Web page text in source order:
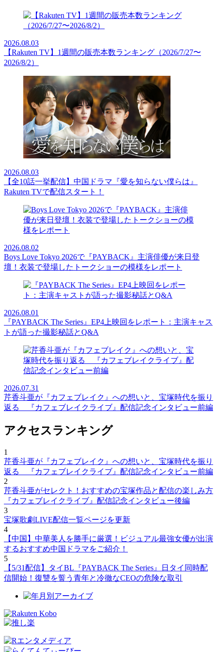
2026.08.03
【Rakuten TV】1週間の販売本数ランキング（2026/7/27〜
2026/8/2）
2026.08.03
【全10話一挙配信】中国ドラマ『愛を知らない僕らは』
Rakuten TVで配信スタート！
2026.08.02
Boys Love Tokyo 2026で『PAYBACK』主演俳優が来日登
壇！衣装で登場したトークショーの模様をレポート
2026.08.01
『PAYBACK The Series』EP4上映回をレポート：主演キャス
トが語った撮影秘話とQ&A
2026.07.31
芹香斗亜が『カフェブレイク』への想いと、宝塚時代を振り
返る 『カフェブレイクライブ』配信記念インタビュー前編
アクセスランキング
1
芹香斗亜が『カフェブレイク』への想いと、宝塚時代を振り
返る 『カフェブレイクライブ』配信記念インタビュー前編
2
芹香斗亜がセレクト！おすすめの宝塚作品と配信の楽しみ方
『カフェブレイクライブ』配信記念インタビュー後編
3
宝塚歌劇LIVE配信一覧ページを更新
4
【中国】中華美人を勝手に厳選！ビジュアル最強女優が出演
するおすすめ中国ドラマをご紹介！
5
【5/31配信】タイBL『PAYBACK The Series』日タイ同時配
信開始！復讐を誓う青年と冷徹なCEOの危険な取引